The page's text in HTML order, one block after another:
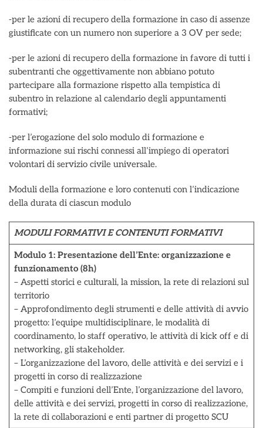
-per le azioni di recupero della formazione in caso di assenze
giustificate con un numero non superiore a 3 OV per sede;
-per le azioni di recupero della formazione in favore di tutti i
subentranti che oggettivamente non abbiano potuto
partecipare alla formazione rispetto alla tempistica di
subentro in relazione al calendario degli appuntamenti
formativi;
-per l’erogazione del solo modulo di formazione e
informazione sui rischi connessi all’impiego di operatori
volontari di servizio civile universale.
Moduli della formazione e loro contenuti con l’indicazione
della durata di ciascun modulo
MODULI FORMATIVI E CONTENUTI FORMATIVI
Modulo 1: Presentazione dell’Ente: organizzazione e
funzionamento (8h)
– Aspetti storici e culturali, la mission, la rete di relazioni sul
territorio
– Approfondimento degli strumenti e delle attività di avvio
progetto: l’equipe multidisciplinare, le modalità di
coordinamento, lo staff operativo, le attività di kick off e di
networking, gli stakeholder.
– L’organizzazione del lavoro, delle attività e dei servizi e i
progetti in corso di realizzazione
– Compiti e funzioni dell’Ente, l’organizzazione del lavoro,
delle attività e dei servizi, progetti in corso di realizzazione,
la rete di collaborazioni e enti partner di progetto SCU